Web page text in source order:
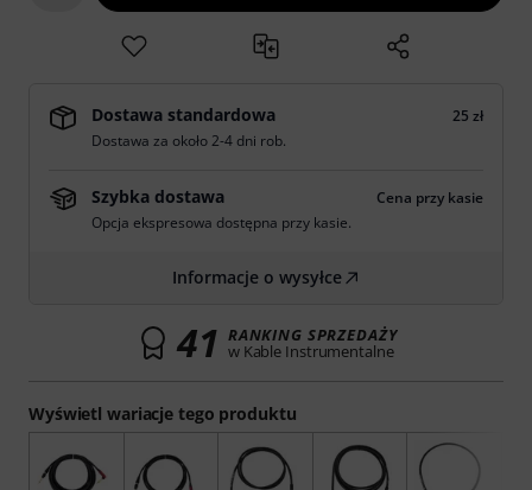
Wyświetl wariacje tego produktu
Dostawa standardowa
25 zł
Dostawa za około 2-4 dni rob.
Szybka dostawa
Cena przy kasie
Opcja ekspresowa dostępna przy kasie.
Informacje o wysyłce
41 RANKING SPRZEDAŻY
w Kable Instrumentalne